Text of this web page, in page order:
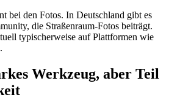
bei den Fotos. In Deutschland gibt es
die Straßenraum-Fotos beiträgt.
typischerweise auf Plattformen wie
Werkzeug, aber Teil